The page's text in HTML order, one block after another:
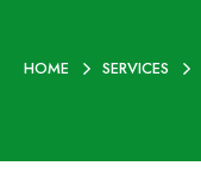
HOME SERVICES